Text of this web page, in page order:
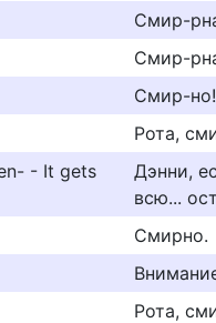
Смир-
Смир-
Смир-но!
Рота,
- It gets
Дэнни,
всю...
Смирно.
Рота,